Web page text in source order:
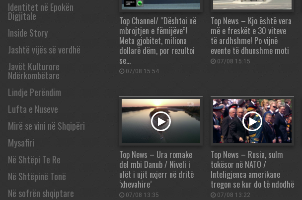
Identitet në Epokën
Digjitale
Inside Story
Jashtë vijës së verdhë
Javët Kulturore
Ndërkombëtare
Lindje Perëndim
Lufta e Nuseve
Mirë se vini në Shqipëri
Mysafiri
Në Shtëpi Te Re
Në Shtëpinë Tonë
Në sofrën shqiptare
Top Channel/ “Dështoi në
mbrojtjen e fëmijëve”!
Meta gjobitet, miliona
dollarë dëm, por rezultoi
se…
07/08 15:54
Top News – Kjo është vera
më e freskët e 30 viteve
të ardhshme! Po vijnë
evente të dhunshme moti
07/08 15:15
Top News – Ura romake
del mbi Danub / Niveli i
ulët i ujit nxjerr në dritë
‘xhevahire’
07/08 13:35
Top News – Rusia, sulm
tokësor në NATO /
Inteligjenca amerikane
tregon se kur do të ndodhë
07/08 13:22